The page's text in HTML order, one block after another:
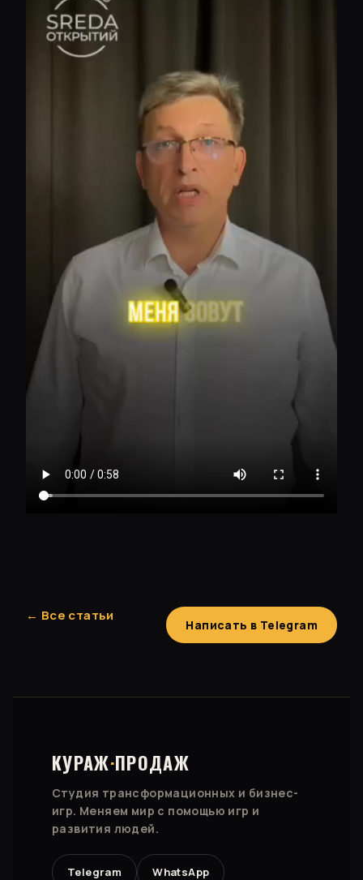
← Все статьи
Написать в Telegram
КУРАЖ·ПРОДАЖ
Студия трансформационных и бизнес-
игр. Меняем мир с помощью игр и
развития людей.
Telegram WhatsApp